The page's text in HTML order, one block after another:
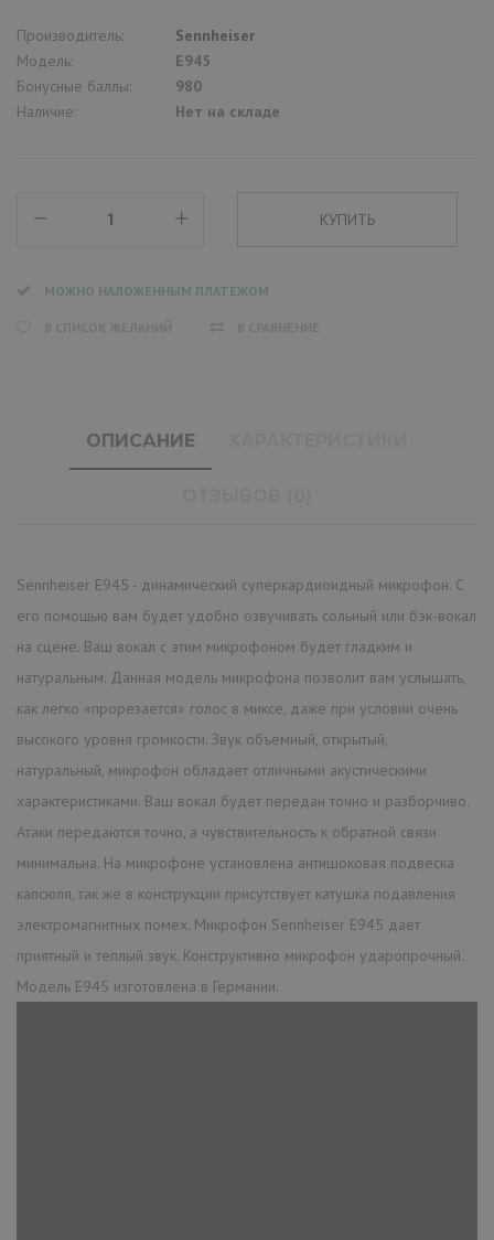
Производитель:
Sennheiser
Модель:
E945
Бонусные баллы:
980
Наличие:
Нет на складе
МОЖНО НАЛОЖЕННЫМ ПЛАТЕЖОМ
ОПИСАНИЕ
Sennheiser E945 - динамический суперкардиоидный микрофон. С
его помощью вам будет удобно озвучивать сольный или бэк-вокал
на сцене. Ваш вокал с этим микрофоном будет гладким и
натуральным. Данная модель микрофона позволит вам услышать,
как легко «прорезается» голос в миксе, даже при условии очень
высокого уровня громкости. Звук объемный, открытый,
натуральный, микрофон обладает отличными акустическими
характеристиками. Ваш вокал будет передан точно и разборчиво.
Атаки передаются точно, а чувствительность к обратной связи
минимальна. На микрофоне установлена антишоковая подвеска
капсюля, так же в конструкции присутствует катушка подавления
электромагнитных помех. Микрофон Sennheiser E945 дает
приятный и теплый звук. Конструктивно микрофон ударопрочный.
Модель E945 изготовлена в Германии.